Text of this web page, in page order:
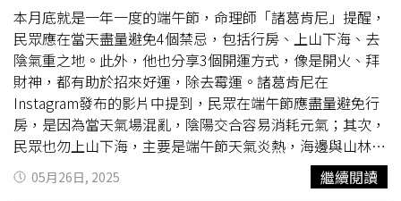
本月底就是一年一度的端午節，命理師「諸葛肯尼」提醒，
民眾應在當天盡量避免4個禁忌，包括行房、上山下海、去
陰氣重之地。此外，他也分享3個開運方式，像是開火、拜
財神，都有助於招來好運，除去霉運。諸葛肯尼在
Instagram發布的影片中提到，民眾在端午節應盡量避免行
房，是因為當天氣場混亂，陰陽交合容易消耗元氣；其次，
民眾也勿上山下海，主要是端午節天氣炎熱，海邊與山林昆
蟲作祟，更可能有象徵「五毒」的蛇、
、蠍子、蟾蜍和
壁虎（蜘蛛）出沒攻擊人類，造成身體不適；再來，應避免
05月26日, 2025 繼續閱讀